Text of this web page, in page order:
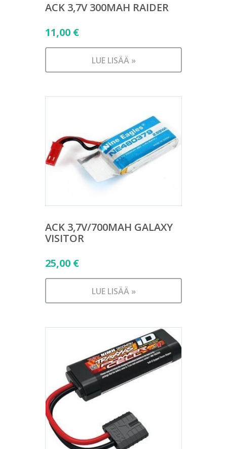
ACK 3,7V 300MAH RAIDER
11,00 €
LUE LISÄÄ »
ACK 3,7V/700MAH GALAXY
VISITOR
25,00 €
LUE LISÄÄ »